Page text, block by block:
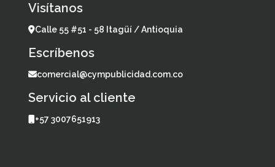
Visítanos
Calle 55 #51 - 58 Itagüí / Antioquia
Escríbenos
comercial@cympublicidad.com.co
Servicio al cliente
+57 3007651913